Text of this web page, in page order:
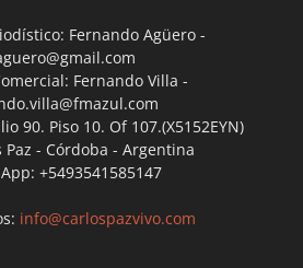
Fernando Agüero -
Fernando Villa -
90. Piso 10. Of 107.(X5152EYN)
Paz - Córdoba - Argentina
+5493541585147
info@carlospazvivo.com